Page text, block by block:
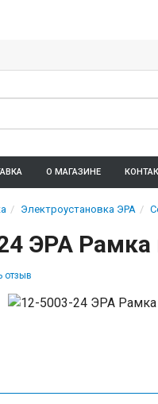
О МАГАЗИНЕ
Электроустановка ЭРА
ЭРА Рамка
отзыв